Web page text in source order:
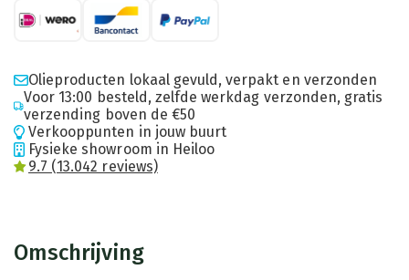
Olieproducten lokaal gevuld, verpakt en verzonden
Voor 13:00 besteld, zelfde werkdag verzonden, gratis
verzending boven de €50
Verkooppunten in jouw buurt
Fysieke showroom in Heiloo
9.7 (13.042 reviews)
Omschrijving